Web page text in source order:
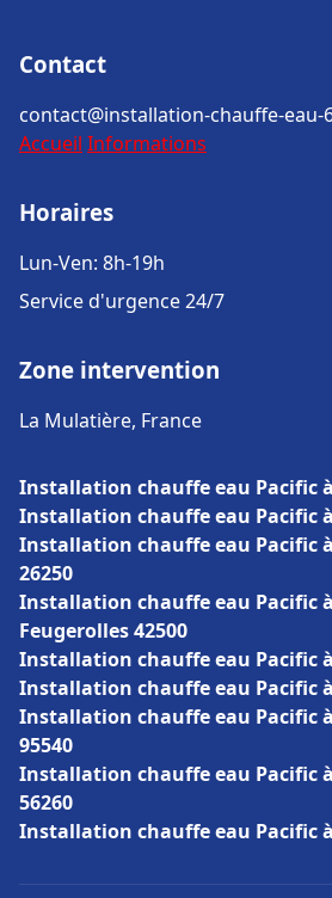
Contact
contact@installation-chauffe-eau-
Accueil Informations
Horaires
Lun-Ven: 8h-19h
Service d'urgence 24/7
Zone intervention
La Mulatière, France
Installation chauffe eau Pacific à
Installation chauffe eau Pacific
Installation chauffe eau Pacific
26250
Installation chauffe eau Pacific
Feugerolles 42500
Installation chauffe eau Pacific à
Installation chauffe eau Pacific
Installation chauffe eau Pacific
95540
Installation chauffe eau Pacific
56260
Installation chauffe eau Pacific